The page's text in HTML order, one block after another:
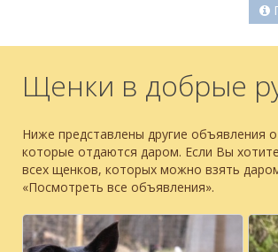
Щенки в добрые
Ниже представлены другие объявления
которые отдаются даром. Если Вы
всех щенков, которых можно взять
«Посмотреть все объявления».